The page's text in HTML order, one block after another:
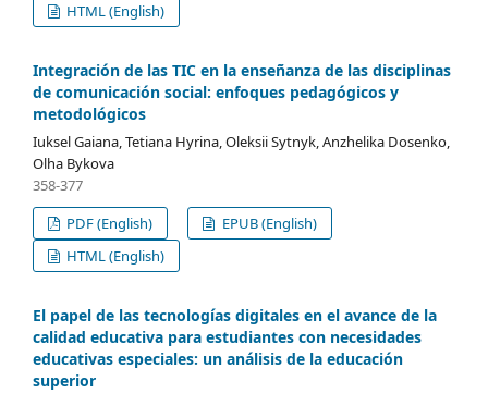
HTML (English)
Integración de las TIC en la enseñanza de las disciplinas
de comunicación social: enfoques pedagógicos y
metodológicos
Iuksel Gaiana, Tetiana Hyrina, Oleksii Sytnyk, Anzhelika Dosenko,
Olha Bykova
358-377
PDF (English)
EPUB (English)
HTML (English)
El papel de las tecnologías digitales en el avance de la
calidad educativa para estudiantes con necesidades
educativas especiales: un análisis de la educación
superior